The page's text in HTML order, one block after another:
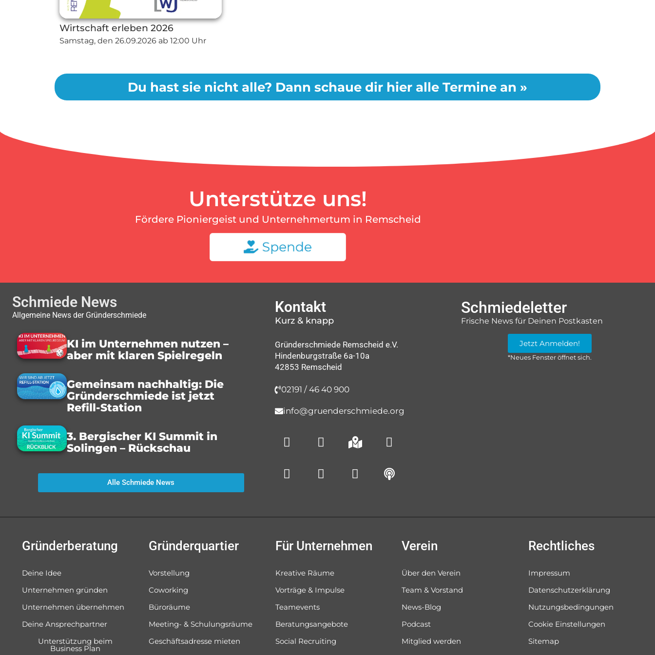
Wirtschaft erleben 2026
Samstag, den 26.09.2026 ab 12:00 Uhr
Du hast sie nicht alle? Dann schaue dir hier alle Termine an »
Unterstütze uns!
Fördere Pioniergeist und Unternehmertum in Remscheid
Schmiede News
Allgemeine News der Gründerschmiede
KI im Unternehmen nutzen –
aber mit klaren Spielregeln
Gemeinsam nachhaltig: Die
Gründerschmiede ist jetzt
Refill-Station
3. Bergischer KI Summit in
Solingen – Rückschau
Alle Schmiede News
Kontakt
Kurz & knapp
Gründerschmiede Remscheid e.V.
Hindenburgstraße 6a-10a
42853 Remscheid
02191 / 46 40 900
info@gruenderschmiede.org
Schmiedeletter
Frische News für Deinen Postkasten
Jetzt Anmelden!
*Neues Fenster öffnet sich.
Gründerberatung
Deine Idee
Unternehmen gründen
Unternehmen übernehmen
Deine Ansprechpartner
Unterstützung beim
Business Plan
Gründerquartier
Vorstellung
Coworking
Büroräume
Meeting- & Schulungsräume
Geschäftsadresse mieten
Für Unternehmen
Kreative Räume
Vorträge & Impulse
Teamevents
Beratungsangebote
Social Recruiting
Verein
Über den Verein
Team & Vorstand
News-Blog
Podcast
Mitglied werden
Rechtliches
Impressum
Datenschutzerklärung
Nutzungsbedingungen
Cookie Einstellungen
Sitemap